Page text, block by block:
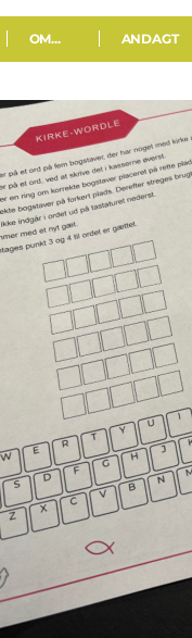
OM... ANDAGT